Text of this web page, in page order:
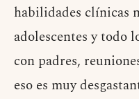
habilidades clínicas
adolescentes y todo
con padres,
eso es muy